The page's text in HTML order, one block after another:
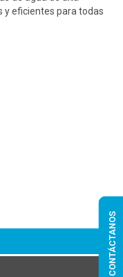
y eficientes para todas
CONTÁCTANOS